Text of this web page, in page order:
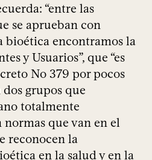
“entre las
se aprueban con
bioética encontramos la
y Usuarios”, que “es
No 379 por pocos
grupos que
totalmente
normas que van en el
reconocen la
en la salud y en la